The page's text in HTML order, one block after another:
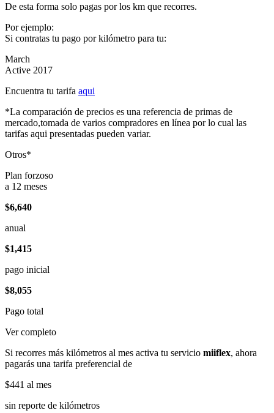
De esta forma solo pagas por los km que recorres.
Por ejemplo:
Si contratas tu pago por kilómetro para tu:
March
Active 2017
Encuentra tu tarifa aqui
*La comparación de precios es una referencia de primas de
mercado,tomada de varios compradores en línea por lo cual las
tarifas aqui presentadas pueden variar.
Otros*
Plan forzoso
a 12 meses
$6,640
anual
$1,415
pago inicial
$8,055
Pago total
Ver completo
Si recorres más kilómetros al mes activa tu servicio miiflex, ahora
pagarás una tarifa preferencial de
$441 al mes
sin reporte de kilómetros